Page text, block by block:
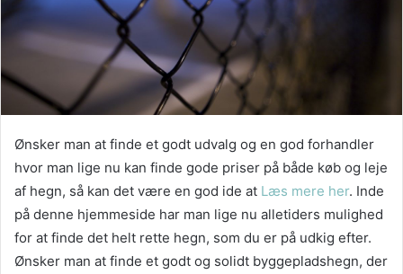
Ønsker man at finde et godt udvalg og en god forhandler
hvor man lige nu kan finde gode priser på både køb og leje
af hegn, så kan det være en god ide at Læs mere her. Inde
på denne hjemmeside har man lige nu alletiders mulighed
for at finde det helt rette hegn, som du er på udkig efter.
Ønsker man at finde et godt og solidt byggepladshegn, der